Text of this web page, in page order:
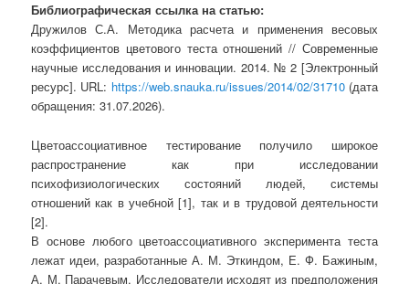
Библиографическая ссылка на статью:
Дружилов С.А. Методика расчета и применения весовых
коэффициентов цветового теста отношений // Современные
научные исследования и инновации. 2014. № 2 [Электронный
ресурс]. URL: https://web.snauka.ru/issues/2014/02/31710(дата
обращения: 31.07.2026).
Цветоассоциативное тестирование получило широкое
распространение как при исследовании
психофизиологических состояний людей, системы
отношений как в учебной [1], так и в трудовой деятельности
[2].
В основе любого цветоассоциативного эксперимента теста
лежат идеи, разработанные А. М. Эткиндом, Е. Ф. Бажиным,
А. М. Парачевым. Исследователи исходят из предположения